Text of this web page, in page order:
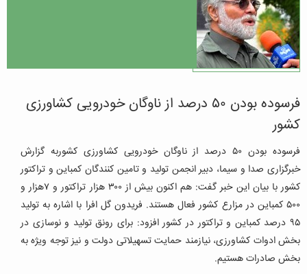
فرسوده بودن ۵۰ درصد از ناوگان خودرویی کشاورزی
کشور
فرسوده بودن ۵۰ درصد از ناوگان خودرویی کشاورزی کشوربه گزارش
خبرگزاری صدا و سیما، دبیر انجمن تولید و تامین کنندگان کمباین و تراکتور
کشور با بیان این خبر گفت: هم اکنون بیش از ۳۰۰ هزار تراکتور و ۷هزار و
۵۰۰ کمباین در مزارع کشور فعال هستند. فریدون گل افرا با اشاره به تولید
۹۵ درصد کمباین و تراکتور در کشور افزود: برای رونق تولید و نوسازی در
بخش ادوات کشاورزی، نیازمند حمایت تسهیلاتی دولت و نیز توجه ویژه به
بخش صادرات هستیم.